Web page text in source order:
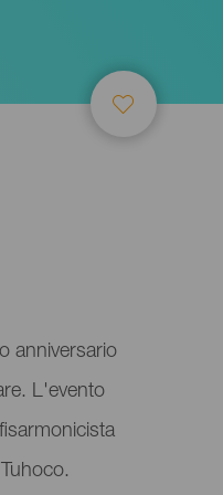
anniversario
L'evento